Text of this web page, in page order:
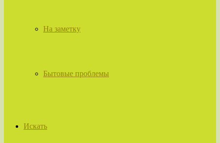
На заметку
Бытовые проблемы
Искать